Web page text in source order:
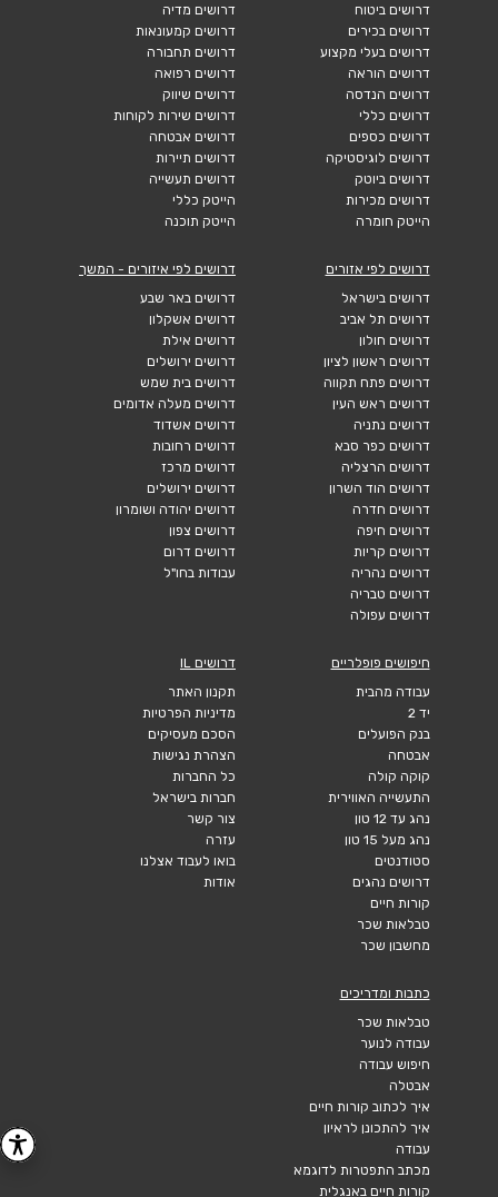
דרושים ביטוח
דרושים בכירים
דרושים בעלי מקצוע
דרושים הוראה
דרושים הנדסה
דרושים כללי
דרושים כספים
דרושים לוגיסטיקה
דרושים ביוטק
דרושים מכירות
הייטק חומרה
דרושים מדיה
דרושים קמעונאות
דרושים תחבורה
דרושים רפואה
דרושים שיווק
דרושים שירות לקוחות
דרושים אבטחה
דרושים תיירות
דרושים תעשייה
הייטק כללי
הייטק תוכנה
דרושים לפי אזורים
דרושים בישראל
דרושים תל אביב
דרושים חולון
דרושים ראשון לציון
דרושים פתח תקווה
דרושים ראש העין
דרושים נתניה
דרושים כפר סבא
דרושים הרצליה
דרושים הוד השרון
דרושים חדרה
דרושים חיפה
דרושים קריות
דרושים נהריה
דרושים טבריה
דרושים עפולה
דרושים לפי איזורים - המשך
דרושים באר שבע
דרושים אשקלון
דרושים אילת
דרושים ירושלים
דרושים בית שמש
דרושים מעלה אדומים
דרושים אשדוד
דרושים רחובות
דרושים מרכז
דרושים ירושלים
דרושים יהודה ושומרון
דרושים צפון
דרושים דרום
עבודות בחו"ל
חיפושים פופלריים
עבודה מהבית
יד 2
בנק הפועלים
אבטחה
קוקה קולה
התעשייה האווירית
נהג עד 12 טון
נהג מעל 15 טון
סטודנטים
דרושים נהגים
קורות חיים
טבלאות שכר
מחשבון שכר
דרושים IL
תקנון האתר
מדיניות הפרטיות
הסכם מעסיקים
הצהרת נגישות
כל החברות
חברות בישראל
צור קשר
עזרה
בואו לעבוד אצלנו
אודות
כתבות ומדריכים
טבלאות שכר
עבודה לנוער
חיפוש עבודה
אבטלה
איך לכתוב קורות חיים
איך להתכונן לראיון
עבודה
מכתב התפטרות לדוגמא
קורות חיים באנגלית